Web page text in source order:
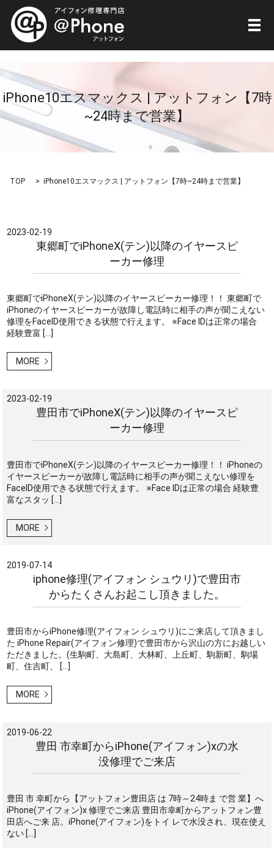
メ
iPhone10エスマックス | アットフォン【7時
~24時まで営業】
TOP iPhone10エスマックス | アットフォン【7時~24時まで営業】
2023-02-19
東郷町でiPhoneX(テン)以降のイヤースピ
ーカー修理
東郷町でiPhoneX(テン)以降のイヤースピーカー修理！！ 東郷町で
iPhoneのイヤースピーカーが故障し電話時に相手の声が聞こえない
修理をFaceID使用できる状態で行えます。 ※Face IDは正常の場合
経験豊富 […]
MORE
2023-02-19
豊田市でiPhoneX(テン)以降のイヤースピ
ーカー修理
豊田市でiPhoneX(テン)以降のイヤースピーカー修理！！ iPhoneの
イヤースピーカーが故障し電話時に相手の声が聞こえない修理を
FaceID使用できる状態で行えます。 ※Face IDは正常の場合 経験豊
富なスタッ […]
MORE
2019-07-14
iphone修理(アイフォン シュウリ)で豊田市
からたくさんお起こし頂きました。
豊田市からiPhone修理(アイフォン シュウリ)にご来店して頂きまし
た iPhone Repair(アイフォン修理)で豊田市から沢山の方にお越しい
ただきました。(生駒町、大島町、大林町、上丘町、駒新町、駒場
町、住吉町、 […]
MORE
2019-06-22
豊田 市幸町からiPhone(アイフォン)ⅹの水
没修理でご来店
豊田 市 幸町から【アットフォン豊田店 は 7時～24時ま で営 業】へ
iPhone(アイフォン)ⅹ 修理でご来店 豊田市幸町からアットフォン豊
田店へご来 店。iPhone(アイフォン)をトイ レで水没され、現在使え
ない […]